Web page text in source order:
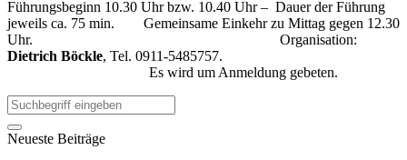
Führungsbeginn 10.30 Uhr bzw. 10.40 Uhr – Dauer der Führung
jeweils ca. 75 min. Gemeinsame Einkehr zu Mittag gegen 12.30
Uhr. Organisation:
Dietrich Böckle, Tel. 0911-5485757.
Es wird um Anmeldung gebeten.
Neueste Beiträge